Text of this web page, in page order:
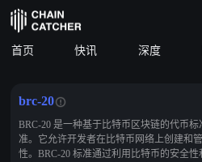
首页 快讯 深度
brc-20
BRC-20 是一种基于比特币区块链的代币
准。它允许开发者在比特币网络上创建和
性。BRC-20 标准通过利用比特币的安全